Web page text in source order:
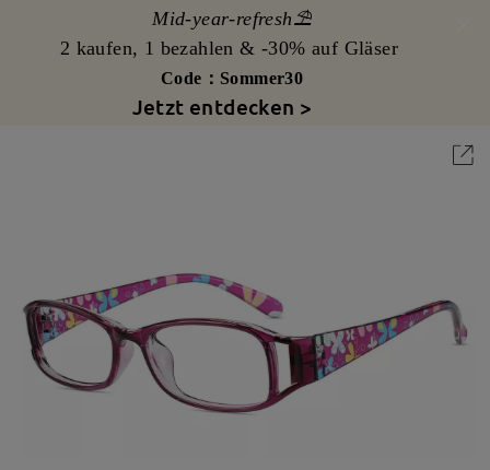
Mid-year-refresh⛱️
2 kaufen, 1 bezahlen & -30% auf Gläser
Code：Sommer30
Jetzt entdecken >